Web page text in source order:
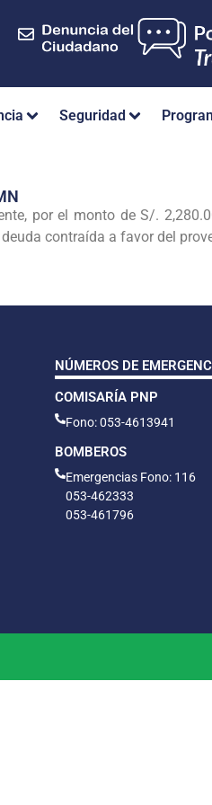
Seguridad
por el monto de S/.
contraída a favor del
NÚMEROS DE
COMISARÍA PNP
Fono: 053-4613941
BOMBEROS
Emergencias Fono: 116
053-462333
053-461796